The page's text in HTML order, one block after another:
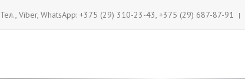
Тел., Viber, WhatsApp: +375 (29) 310-23-43, +375 (29) 687-87-91 |